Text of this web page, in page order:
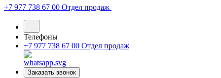
+7 977 738 67 00 Отдел продаж
Телефоны
+7 977 738 67 00 Отдел продаж
Заказать звонок